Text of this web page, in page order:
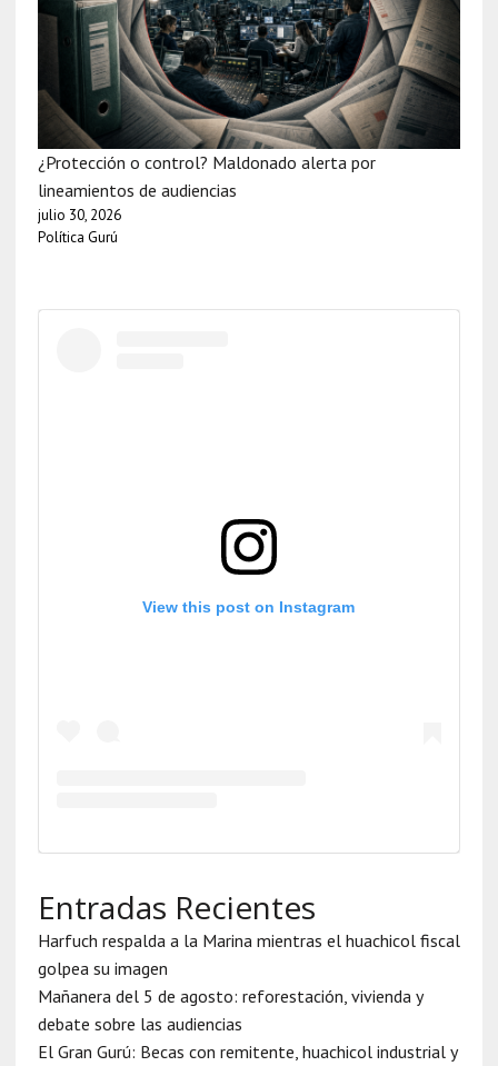
¿Protección o control? Maldonado alerta por
lineamientos de audiencias
julio 30, 2026
Política Gurú
View this post on Instagram
Entradas Recientes
Harfuch respalda a la Marina mientras el huachicol fiscal
golpea su imagen
Mañanera del 5 de agosto: reforestación, vivienda y
debate sobre las audiencias
El Gran Gurú: Becas con remitente, huachicol industrial y